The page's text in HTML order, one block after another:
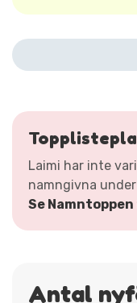
Laimi har inte
namngivna
Se
Antal